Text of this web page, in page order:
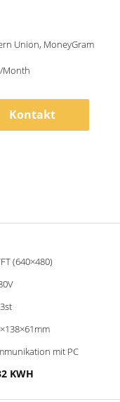
Union, MoneyGram
Month
Kontakt
(640×480)
mit PC
KWH